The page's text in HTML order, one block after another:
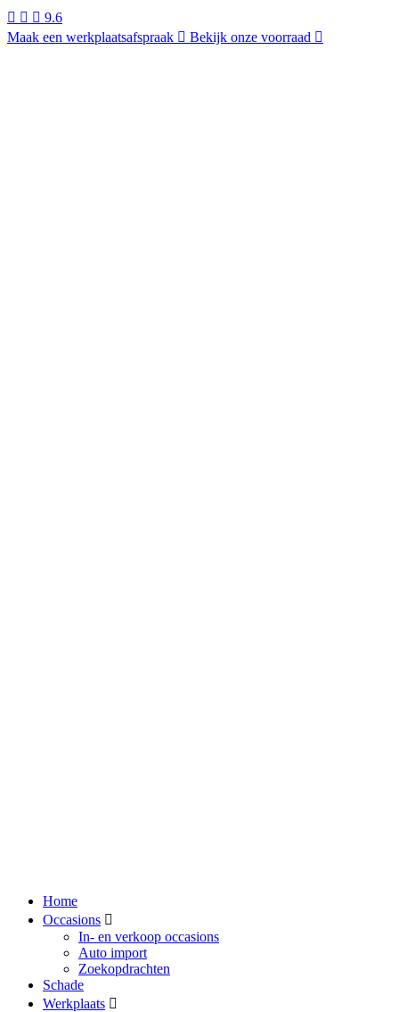
9.6
Maak een werkplaatsafspraak
Bekijk onze voorraad
Home
Occasions
In- en verkoop occasions
Auto import
Zoekopdrachten
Schade
Werkplaats